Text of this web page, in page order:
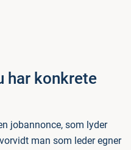
har konkrete
jobannonce, som lyder
man som leder egner